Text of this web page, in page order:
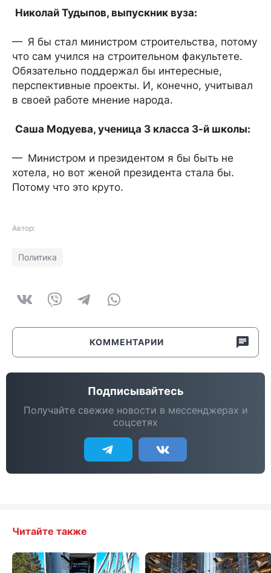
Николай Тудыпов, выпускник вуза:
— Я бы стал министром строительства, потому
что сам учился на строительном факультете.
Обязательно поддержал бы интересные,
перспективные проекты. И, конечно, учитывал
в своей работе мнение народа.
Саша Модуева, ученица 3 класса 3-й школы:
— Министром и президентом я бы быть не
хотела, но вот женой президента стала бы.
Потому что это круто.
Автор:
Политика
КОММЕНТАРИИ
Подписывайтесь
Получайте свежие новости в мессенджерах и
соцсетях
Читайте также